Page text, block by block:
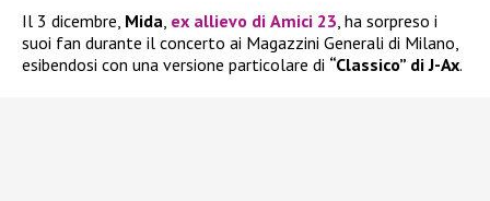
Il 3 dicembre, Mida ex allievo di Amici 23 , ha sorpreso i
suoi fan durante il concerto ai Magazzini Generali di Milano,
esibendosi con una versione particolare di “Classico” di J-Ax.